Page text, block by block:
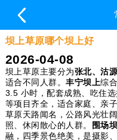
坝上草原哪个坝上好
2026-04-08
坝上草原主要分为张北、沽
适合不同人群。丰宁坝上综
3.5 小时，配套成熟、吃住
等项目齐全，适合家庭、亲
草原天路闻名，公路风光壮
照、休闲散心的人群。
围场
融，四季景色绝美，是摄影